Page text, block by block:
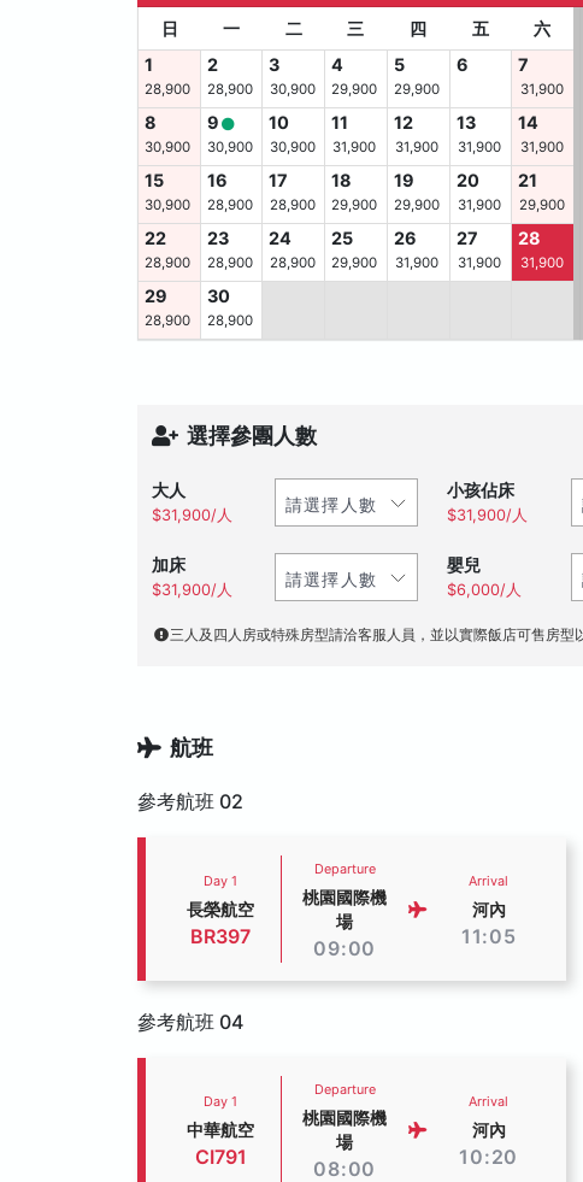
日 一 二 三 四 五
六
1
28,900
2
28,900
3
30,900
4
29,900
5
29,900
6 7
31,900
8
30,900
9
30,900
10
30,900
11
31,900
12
31,900
13
31,900
14
31,900
15
30,900
16
28,900
17
28,900
18
29,900
19
29,900
20
31,900
21
29,900
22
28,900
23
28,900
24
28,900
25
29,900
26
31,900
27
31,900
28
31,900
29
28,900
30
28,900
選擇參團人數
大人
$31,900/人
小孩佔床
$31,900/人
加床
$31,900/人
嬰兒
$6,000/人
三人及四人房或特殊房型請洽客服人員，並以實際飯店可售房型
航班
參考航班 02
Day 1
長榮航空
BR397
Departure
桃園國際機
場
09:00
Arrival
河內
11:05
參考航班 04
Day 1
中華航空
CI791
Departure
桃園國際機
場
08:00
Arrival
河內
10:20